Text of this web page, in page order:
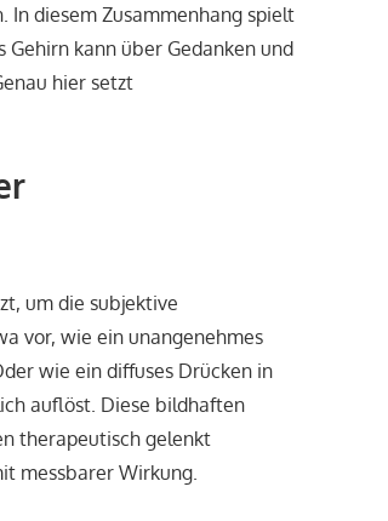
diesem Zusammenhang spielt
Gehirn kann über Gedanken und
hier setzt
um die subjektive
vor, wie ein unangenehmes
wie ein diffuses Drücken in
auflöst. Diese bildhaften
therapeutisch gelenkt
messbarer Wirkung.